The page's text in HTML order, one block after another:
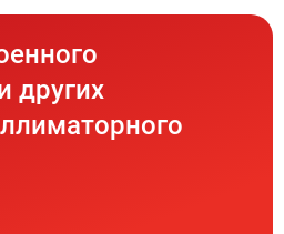
других